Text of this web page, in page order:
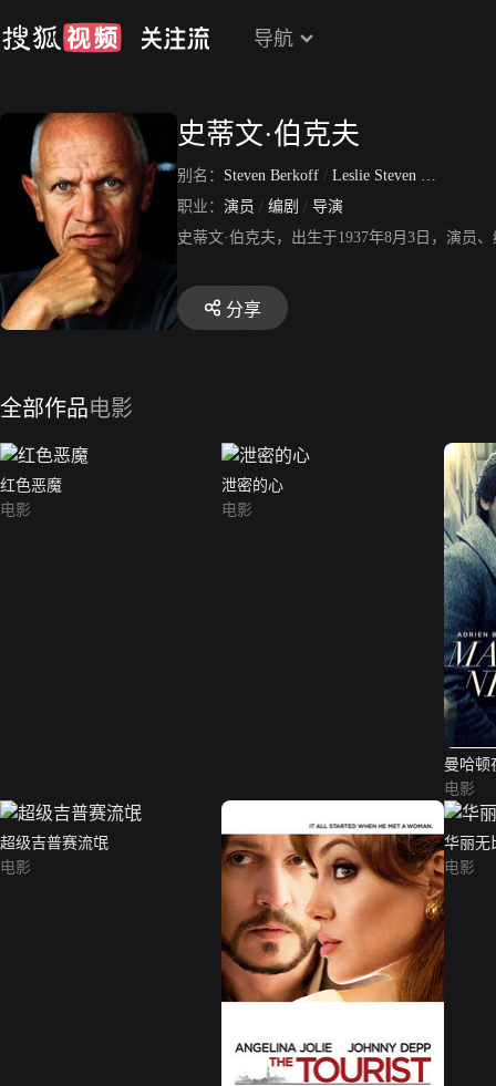
导航
史蒂文·伯克夫
别名： Steven Berkoff / Leslie Steven Berks
职业： 演员 / 编剧 / 导演
史蒂文·伯克夫，出生于1937年8月3日，演员
分享
全部作品电影
红色恶魔
电影
泄密的心
电影
曼哈顿
电影
超级吉普赛流氓
电影
华丽无
电影